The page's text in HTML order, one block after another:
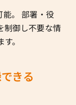
能。 部署・役
制御し不要な情
。
きる